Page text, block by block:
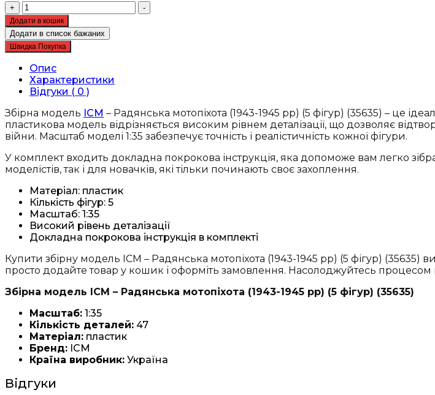
+
Збірна
модель
ICM
-
Радянська
мотопіхота
(1943-
1945
рр),
(5
фігур)
(35635)
-
Додати в кошик
Додати в список бажаних
Швидка Покупка
Опис
Характеристики
Відгуки ( 0 )
Збірна модель ICM – Радянська мотопіхота (1943-1945 рр) (5 фігур) (35635) – це
пластикова модель відрізняється високим рівнем деталізації, що дозволяє
війни. Масштаб моделі 1:35 забезпечує точність і реалістичність кожної фігури.
У комплект входить докладна покрокова інструкція, яка допоможе вам легко
моделістів, так і для новачків, які тільки починають своє захоплення.
Матеріал: пластик
Кількість фігур: 5
Масштаб: 1:35
Високий рівень деталізації
Докладна покрокова інструкція в комплекті
Купити збірну модель ICM – Радянська мотопіхота (1943-1945 рр) (5 фігур)
просто додайте товар у кошик і оформіть замовлення. Насолоджуйтесь
Збірна модель ICM – Радянська мотопіхота (1943-1945 рр) (5 фігур) (35635)
Масштаб: 1:35
Кількість деталей: 47
Матеріал: пластик
Бренд: ICM
Країна виробник: Україна
Відгуки